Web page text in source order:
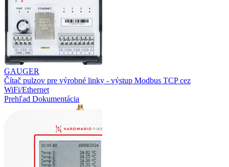
GAUGER
Čítač pulzov pre výrobné linky - výstup Modbus TCP cez
WiFi/Ethernet
Prehľad Dokumentácia